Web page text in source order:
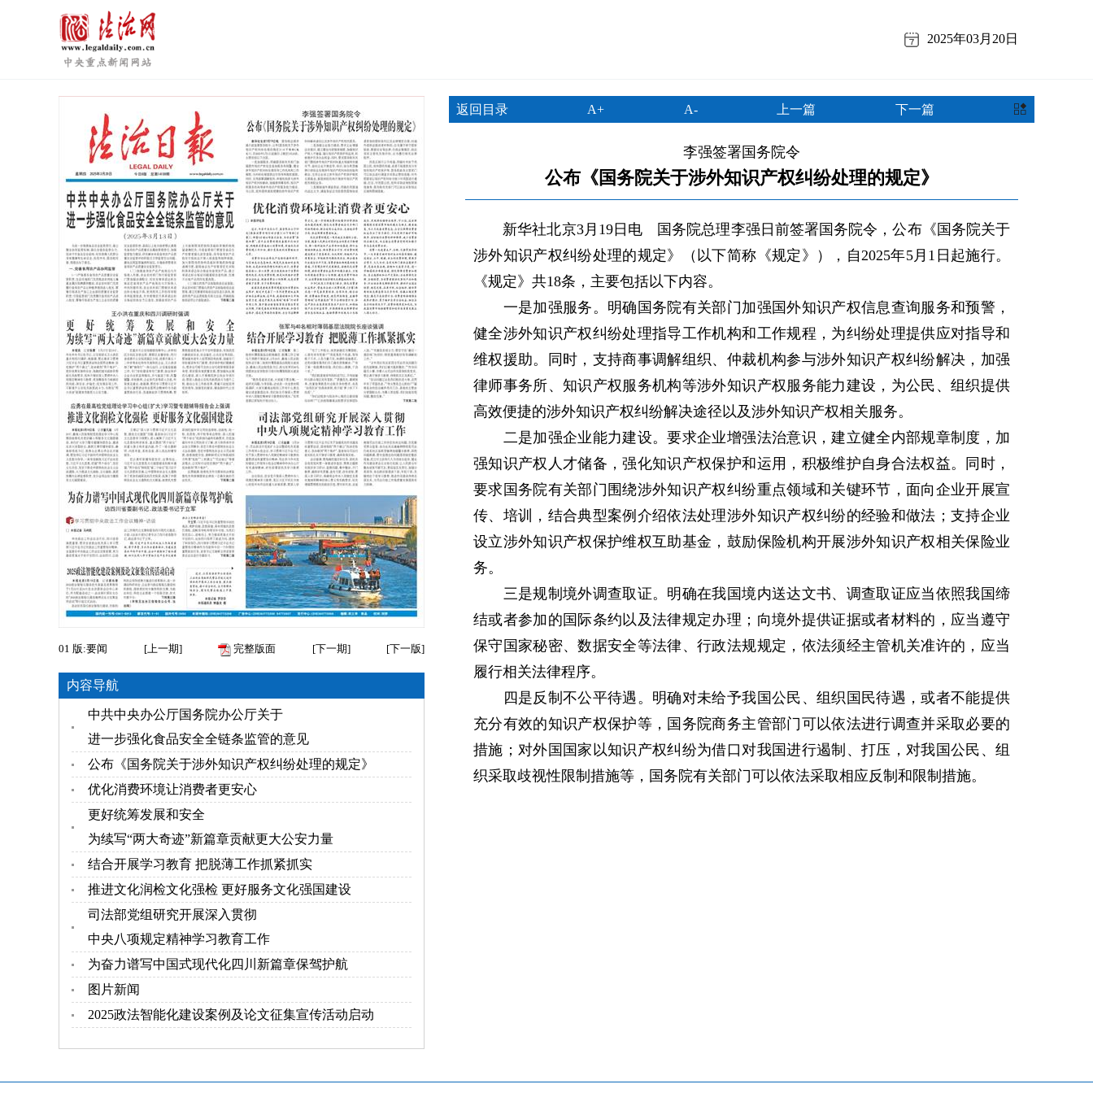
2025年03月20日
01 版:要闻 [上一期] 完整版面 [下一期] [下一版]
内容导航
中共中央办公厅国务院办公厅关于
进一步强化食品安全全链条监管的意见
公布《国务院关于涉外知识产权纠纷处理的规定》
优化消费环境让消费者更安心
更好统筹发展和安全
为续写“两大奇迹”新篇章贡献更大公安力量
结合开展学习教育 把脱薄工作抓紧抓实
推进文化润检文化强检 更好服务文化强国建设
司法部党组研究开展深入贯彻
中央八项规定精神学习教育工作
为奋力谱写中国式现代化四川新篇章保驾护航
图片新闻
2025政法智能化建设案例及论文征集宣传活动启动
返回目录 A+ A- 上一篇 下一篇
李强签署国务院令
公布《国务院关于涉外知识产权纠纷处理的规定》
新华社北京3月19日电 国务院总理李强日前签署国务院令，公布《国务院关于
涉外知识产权纠纷处理的规定》（以下简称《规定》），自2025年5月1日起施行。
《规定》共18条，主要包括以下内容。
一是加强服务。明确国务院有关部门加强国外知识产权信息查询服务和预警，
健全涉外知识产权纠纷处理指导工作机构和工作规程，为纠纷处理提供应对指导和
维权援助。同时，支持商事调解组织、仲裁机构参与涉外知识产权纠纷解决，加强
律师事务所、知识产权服务机构等涉外知识产权服务能力建设，为公民、组织提供
高效便捷的涉外知识产权纠纷解决途径以及涉外知识产权相关服务。
二是加强企业能力建设。要求企业增强法治意识，建立健全内部规章制度，加
强知识产权人才储备，强化知识产权保护和运用，积极维护自身合法权益。同时，
要求国务院有关部门围绕涉外知识产权纠纷重点领域和关键环节，面向企业开展宣
传、培训，结合典型案例介绍依法处理涉外知识产权纠纷的经验和做法；支持企业
设立涉外知识产权保护维权互助基金，鼓励保险机构开展涉外知识产权相关保险业
务。
三是规制境外调查取证。明确在我国境内送达文书、调查取证应当依照我国缔
结或者参加的国际条约以及法律规定办理；向境外提供证据或者材料的，应当遵守
保守国家秘密、数据安全等法律、行政法规规定，依法须经主管机关准许的，应当
履行相关法律程序。
四是反制不公平待遇。明确对未给予我国公民、组织国民待遇，或者不能提供
充分有效的知识产权保护等，国务院商务主管部门可以依法进行调查并采取必要的
措施；对外国国家以知识产权纠纷为借口对我国进行遏制、打压，对我国公民、组
织采取歧视性限制措施等，国务院有关部门可以依法采取相应反制和限制措施。